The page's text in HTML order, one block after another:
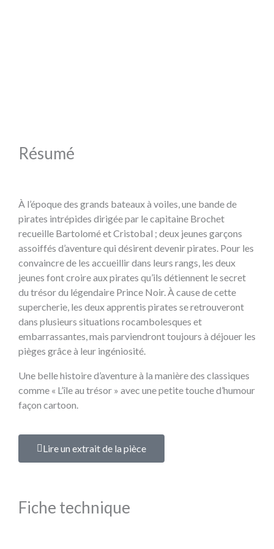
Résumé
À l’époque des grands bateaux à voiles, une bande de
pirates intrépides dirigée par le capitaine Brochet
recueille Bartolomé et Cristobal ; deux jeunes garçons
assoiffés d’aventure qui désirent devenir pirates. Pour les
convaincre de les accueillir dans leurs rangs, les deux
jeunes font croire aux pirates qu’ils détiennent le secret
du trésor du légendaire Prince Noir. À cause de cette
supercherie, les deux apprentis pirates se retrouveront
dans plusieurs situations rocambolesques et
embarrassantes, mais parviendront toujours à déjouer les
pièges grâce à leur ingéniosité.
Une belle histoire d’aventure à la manière des classiques
comme « L’île au trésor » avec une petite touche d’humour
façon cartoon.
Lire un extrait de la pièce
Fiche technique